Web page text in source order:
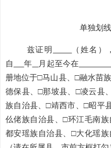
单独划
兹证明 （姓名）
自
年 月起至今在
册地位于□马山县、 □融水苗
德保县、□那坡县、 □凌云县
族自治县、□靖西市、 □昭平
仫佬族自治县、□环江毛南族
都安瑶族自治县、 □大化瑶族